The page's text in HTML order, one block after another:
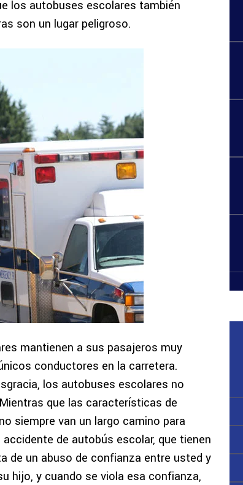
los autobuses escolares también
son un lugar peligroso.
mantienen a sus pasajeros muy
conductores en la carretera.
los autobuses escolares no
que las características de
siempre van un largo camino para
de autobús escolar, que tienen
de un abuso de confianza entre usted y
hijo, y cuando se viola esa confianza,